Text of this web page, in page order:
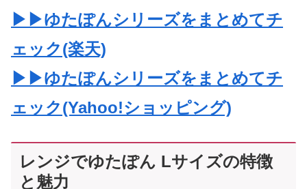
▶▶ゆたぽんシリーズをまとめてチ
ェック(楽天)
▶▶ゆたぽんシリーズをまとめてチ
ェック(Yahoo!ショッピング)
レンジでゆたぽん Lサイズの特徴
と魅力